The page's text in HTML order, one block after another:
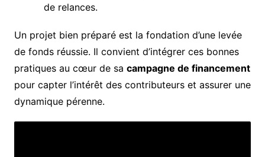
de relances.
Un projet bien préparé est la fondation d’une levée
de fonds réussie. Il convient d’intégrer ces bonnes
pratiques au cœur de sa campagne de financement
pour capter l’intérêt des contributeurs et assurer une
dynamique pérenne.